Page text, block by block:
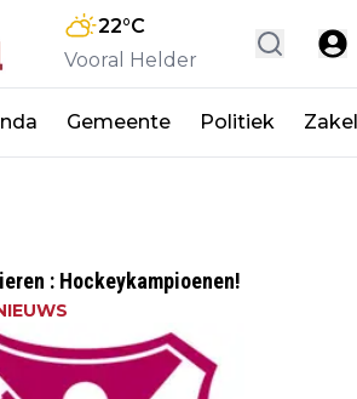
22°C
Vooral Helder
Gemeente Politiek
: Hockeykampioenen!